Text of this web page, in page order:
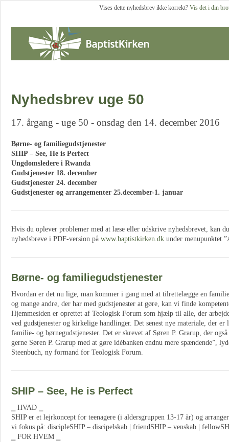
Vises dette nyhedsbrev ikke korrekt? Vis det i din
Nyhedsbrev uge 50
17. årgang - uge 50 - onsdag den 14. december 2016
Børne- og familiegudstjenester
SHIP – See, He is Perfect
Ungdomsledere i Rwanda
Gudstjenester 18. december
Gudstjenester 24. december
Gudstjenester og arrangementer 25.december-1. januar
Hvis du oplever problemer med at læse eller udskrive nyhedsbrevet, kan
nyhedsbreve i PDF-version på www.baptistkirken.dk under menupunktet
Børne- og familiegudstjenester
Hvordan er det nu lige, man kommer i gang med at tilrettelægge en
og mange andre, der har med gudstjenester at gøre, kan vi finde
Hjemmesiden er oprettet af Teologisk Forum som hjælp til alle, der
ved gudstjenester og kirkelige handlinger. Det senest nye materiale, der er
familie- og børnegudstjenester. Det er skrevet af Søren P. Grarup, der
gerne Søren P. Grarup med at gøre idébanken endnu mere spændende”,
Steenbuch, ny formand for Teologisk Forum.
SHIP – See, He is Perfect
⎯ HVAD ⎯
SHIP er et lejrkoncept for teenagere (i aldersgruppen 13-17 år) og
vi fokus på: discipleSHIP – discipelskab | friendSHIP – venskab |
⎯ FOR HVEM ⎯